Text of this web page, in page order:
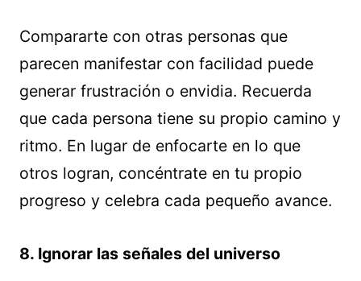
Compararte con otras personas que
parecen manifestar con facilidad puede
generar frustración o envidia. Recuerda
que cada persona tiene su propio camino y
ritmo. En lugar de enfocarte en lo que
otros logran, concéntrate en tu propio
progreso y celebra cada pequeño avance.
8. Ignorar las señales del universo